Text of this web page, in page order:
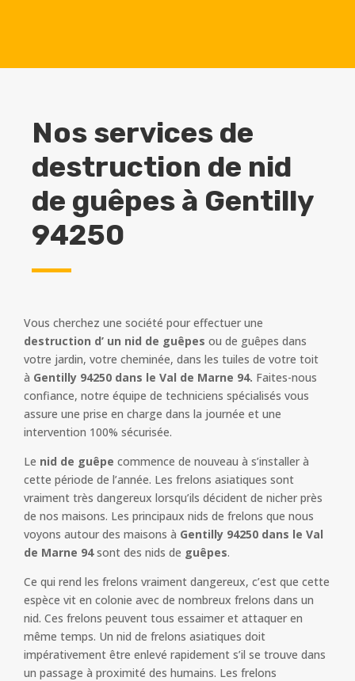
Nos services de
destruction de nid
de guêpes à Gentilly
94250
Vous cherchez une société pour effectuer une
destruction d’ un nid de guêpes ou de guêpes dans
votre jardin, votre cheminée, dans les tuiles de votre toit
à Gentilly 94250 dans le Val de Marne 94. Faites-nous
confiance, notre équipe de techniciens spécialisés vous
assure une prise en charge dans la journée et une
intervention 100% sécurisée.
Le nid de guêpe commence de nouveau à s’installer à
cette période de l’année. Les frelons asiatiques sont
vraiment très dangereux lorsqu’ils décident de nicher près
de nos maisons. Les principaux nids de frelons que nous
voyons autour des maisons à Gentilly 94250 dans le Val
de Marne 94sont des nids de guêpes.
Ce qui rend les frelons vraiment dangereux, c’est que cette
espèce vit en colonie avec de nombreux frelons dans un
nid. Ces frelons peuvent tous essaimer et attaquer en
même temps. Un nid de frelons asiatiques doit
impérativement être enlevé rapidement s’il se trouve dans
un passage à proximité des humains. Les frelons